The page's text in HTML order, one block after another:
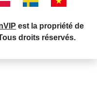
est la propriété de
droits réservés.